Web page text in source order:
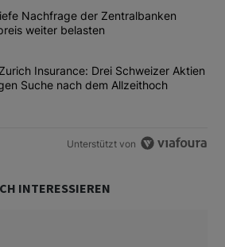
Liste der am meisten kommentierten
Titel "Unerwartet tiefe Nachfrage der
Nachfrage der Zentralbanken
weiter belasten
Titel "ABB, UBS, Zurich Insurance:
Insurance: Drei Schweizer Aktien
Suche nach dem Allzeithoch
Unterstützt von
INTERESSIEREN